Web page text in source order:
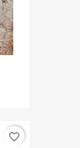
favorite_border